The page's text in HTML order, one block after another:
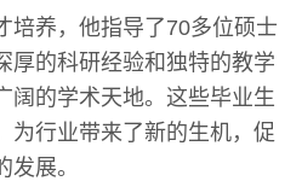
培养，他指导了70多位硕士
厚的科研经验和独特的教学
阔的学术天地。这些毕业生
为行业带来了新的生机，促
展。